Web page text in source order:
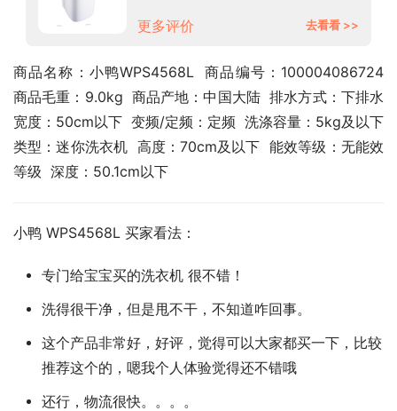
更多评价 去看看 >>
商品名称：小鸭WPS4568L  商品编号：100004086724
商品毛重：9.0kg  商品产地：中国大陆  排水方式：下排水
宽度：50cm以下  变频/定频：定频  洗涤容量：5kg及以下
类型：迷你洗衣机  高度：70cm及以下  能效等级：无能效
等级  深度：50.1cm以下
小鸭 WPS4568L 买家看法：
专门给宝宝买的洗衣机 很不错！
洗得很干净，但是甩不干，不知道咋回事。
这个产品非常好，好评，觉得可以大家都买一下，比较
推荐这个的，嗯我个人体验觉得还不错哦
还行，物流很快。。。。